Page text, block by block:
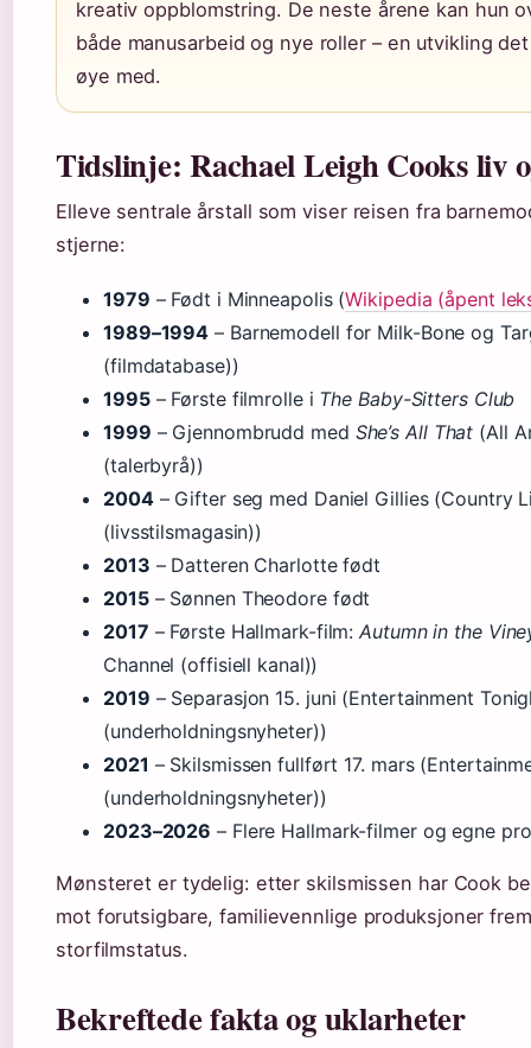
kreativ oppblomstring. De neste årene kan hun
både manusarbeid og nye roller – en utvikling
øye med.
Tidslinje: Rachael Leigh Cooks liv
Elleve sentrale årstall som viser reisen fra
stjerne:
1979 – Født i Minneapolis (Wikipedia (åpent
1989–1994 – Barnemodell for Milk-Bone og
(filmdatabase))
1995– Første filmrolle i The Baby-Sitters Club
1999 – Gjennombrudd med She’s All That (All
(talerbyrå))
2004– Gifter seg med Daniel Gillies (Country
(livsstilsmagasin))
2013 – Datteren Charlotte født
2015– Sønnen Theodore født
2017 – Første Hallmark-film:Autumn in the
Channel (offisiell kanal))
2019 – Separasjon 15. juni (Entertainment
(underholdningsnyheter))
2021 – Skilsmissen fullført 17. mars
(underholdningsnyheter))
2023–2026 – Flere Hallmark-filmer og egne
Mønsteret er tydelig: etter skilsmissen har Cook
mot forutsigbare, familievennlige produksjoner
storfilmstatus.
Bekreftede fakta og uklarheter